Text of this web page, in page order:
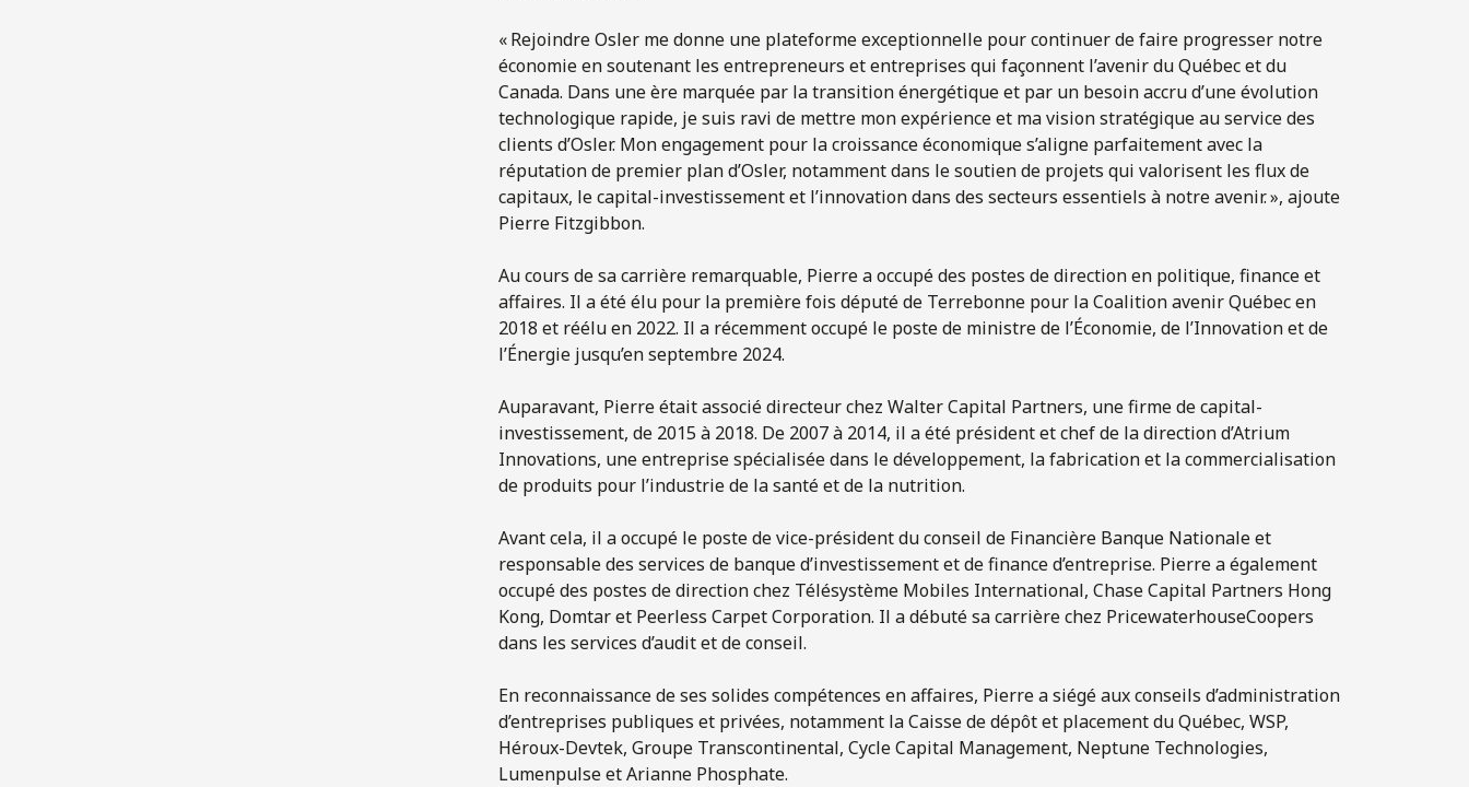
« Rejoindre Osler me donne une plateforme exceptionnelle pour continuer de faire progresser notre
économie en soutenant les entrepreneurs et entreprises qui façonnent l’avenir du Québec et du
Canada. Dans une ère marquée par la transition énergétique et par un besoin accru d’une évolution
technologique rapide, je suis ravi de mettre mon expérience et ma vision stratégique au service des
clients d’Osler. Mon engagement pour la croissance économique s’aligne parfaitement avec la
réputation de premier plan d’Osler, notamment dans le soutien de projets qui valorisent les flux de
capitaux, le capital-investissement et l’innovation dans des secteurs essentiels à notre avenir. », ajoute
Pierre Fitzgibbon.
Au cours de sa carrière remarquable, Pierre a occupé des postes de direction en politique, finance et
affaires. Il a été élu pour la première fois député de Terrebonne pour la Coalition avenir Québec en
2018 et réélu en 2022. Il a récemment occupé le poste de ministre de l’Économie, de l’Innovation et de
l’Énergie jusqu’en septembre 2024.
Auparavant, Pierre était associé directeur chez Walter Capital Partners, une firme de capital-
investissement, de 2015 à 2018. De 2007 à 2014, il a été président et chef de la direction d’Atrium
Innovations, une entreprise spécialisée dans le développement, la fabrication et la commercialisation
de produits pour l’industrie de la santé et de la nutrition.
Avant cela, il a occupé le poste de vice-président du conseil de Financière Banque Nationale et
responsable des services de banque d’investissement et de finance d’entreprise. Pierre a également
occupé des postes de direction chez Télésystème Mobiles International, Chase Capital Partners Hong
Kong, Domtar et Peerless Carpet Corporation. Il a débuté sa carrière chez PricewaterhouseCoopers
dans les services d’audit et de conseil.
En reconnaissance de ses solides compétences en affaires, Pierre a siégé aux conseils d’administration
d’entreprises publiques et privées, notamment la Caisse de dépôt et placement du Québec, WSP,
Héroux-Devtek, Groupe Transcontinental, Cycle Capital Management, Neptune Technologies,
Lumenpulse et Arianne Phosphate.